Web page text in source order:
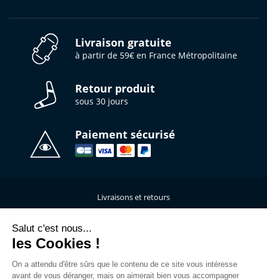
Livraison gratuite
à partir de 59€ en France Métropolitaine
Retour produit
sous 30 jours
Paiement sécurisé
Livraisons et retours
Qui sommes-nous ?
C.G.V
Salut c'est nous...
les Cookies !
On a attendu d'être sûrs que le contenu de ce site vous intéresse
avant de vous déranger, mais on aimerait bien vous accompagner